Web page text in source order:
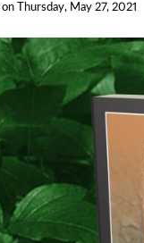
on Thursday, May 27, 2021